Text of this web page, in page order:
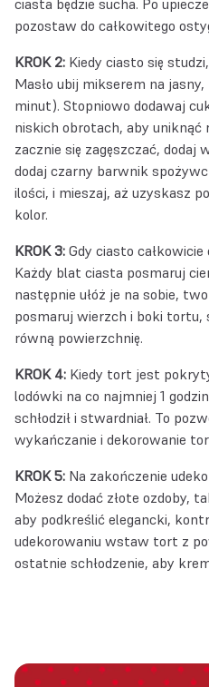
pozostaw do całkowitego
KROK 2: Kiedy ciasto się
Masło ubij mikserem na
minut). Stopniowo dodawaj
niskich obrotach, aby uniknąć
zacznie się zagęszczać, dodaj
dodaj czarny barwnik
ilości, i mieszaj, aż uzyskasz
kolor.
KROK 3: Gdy ciasto
Każdy blat ciasta posmaruj
następnie ułóż je na sobie,
posmaruj wierzch i boki tortu,
równą powierzchnię.
KROK 4: Kiedy tort jest
lodówki na co najmniej 1
schłodził i stwardniał. To
wykańczanie i dekorowanie
KROK 5: Na zakończenie
Możesz dodać złote ozdoby,
aby podkreślić elegancki,
udekorowaniu wstaw tort z
ostatnie schłodzenie, aby